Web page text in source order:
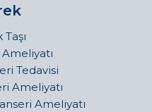
Tedavisi
Ameliyatı
Ameliyatı